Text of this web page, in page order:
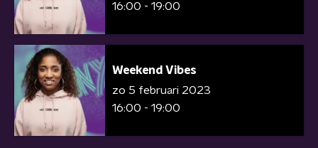
16:00 - 19:00
Weekend Vibes
zo 5 februari 2023
16:00 - 19:00